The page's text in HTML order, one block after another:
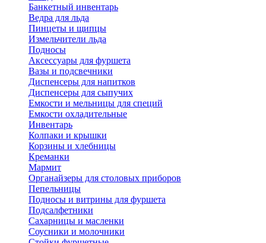
Банкетный инвентарь
Ведра для льда
Пинцеты и щипцы
Измельчители льда
Подносы
Аксессуары для фуршета
Вазы и подсвечники
Диспенсеры для напитков
Диспенсеры для сыпучих
Емкости и мельницы для специй
Емкости охладительные
Инвентарь
Колпаки и крышки
Корзины и хлебницы
Креманки
Мармит
Органайзеры для столовых приборов
Пепельницы
Подносы и витрины для фуршета
Подсалфетники
Сахарницы и масленки
Соусники и молочники